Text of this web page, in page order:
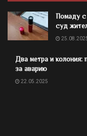
Помаду с
суд
Два метра и колония:
за аварию
22.05.2025